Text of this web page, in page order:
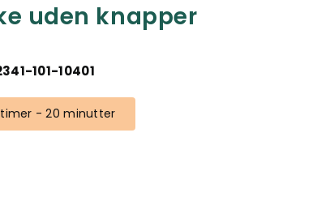
uden knapper
101-10401
timer - 20 minutter